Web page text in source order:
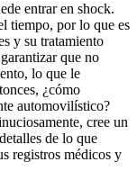
entrar en shock.
tiempo, por lo que es
y su tratamiento
que no
lo que le
¿cómo
automovilístico?
cree un
de lo que
registros médicos y